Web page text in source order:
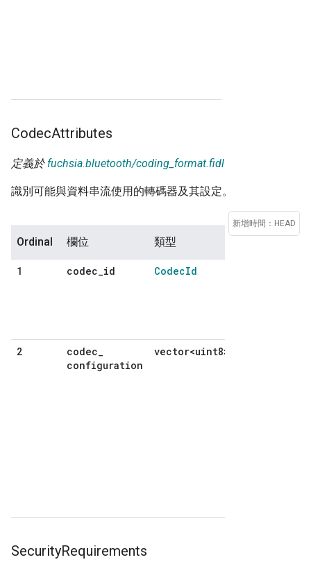
CodecAttributes
定義於 fuchsia.bluetooth/coding_format.fidl
識別可能與資料串流使用的轉碼器及其設定。
新增時間：HEAD
Ordinal 欄位 類型
1 codec_id CodecId
2 codec_
configuration
vector<uint8>
SecurityRequirements